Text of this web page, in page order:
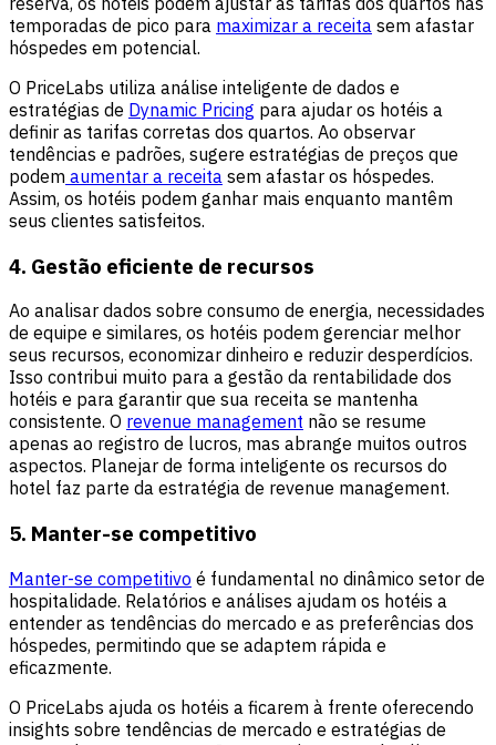
temporadas de pico para maximizar a receita sem afastar
hóspedes em potencial.
O PriceLabs utiliza análise inteligente de dados e
estratégias de Dynamic Pricing para ajudar os hotéis a
definir as tarifas corretas dos quartos. Ao observar
tendências e padrões, sugere estratégias de preços que
podem aumentar a receita sem afastar os hóspedes.
Assim, os hotéis podem ganhar mais enquanto mantêm
seus clientes satisfeitos.
4. Gestão eficiente de recursos
Ao analisar dados sobre consumo de energia, necessidades
de equipe e similares, os hotéis podem gerenciar melhor
seus recursos, economizar dinheiro e reduzir desperdícios.
Isso contribui muito para a gestão da rentabilidade dos
hotéis e para garantir que sua receita se mantenha
consistente. O revenue management não se resume
apenas ao registro de lucros, mas abrange muitos outros
aspectos. Planejar de forma inteligente os recursos do
hotel faz parte da estratégia de revenue management.
5. Manter-se competitivo
Manter-se competitivo é fundamental no dinâmico setor de
hospitalidade. Relatórios e análises ajudam os hotéis a
entender as tendências do mercado e as preferências dos
hóspedes, permitindo que se adaptem rápida e
eficazmente.
O PriceLabs ajuda os hotéis a ficarem à frente oferecendo
insights sobre tendências de mercado e estratégias de